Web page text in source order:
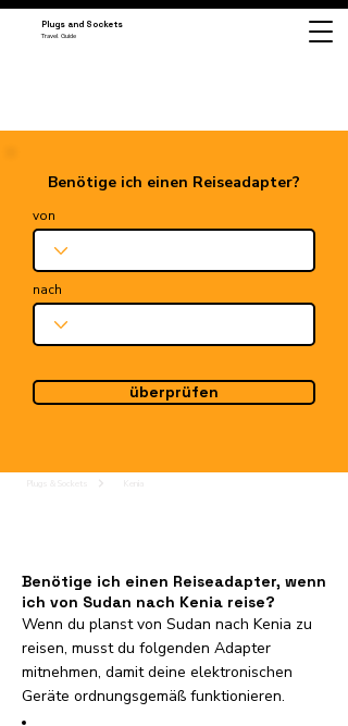
Plugs and Sockets
Travel Guide
Benötige ich einen Reiseadapter?
von
nach
überprüfen
Benötige ich einen Reiseadapter, wenn
ich von Sudan nach Kenia reise?
Wenn du planst von Sudan nach Kenia zu
reisen, musst du folgenden Adapter
mitnehmen, damit deine elektronischen
Geräte ordnungsgemäß funktionieren.